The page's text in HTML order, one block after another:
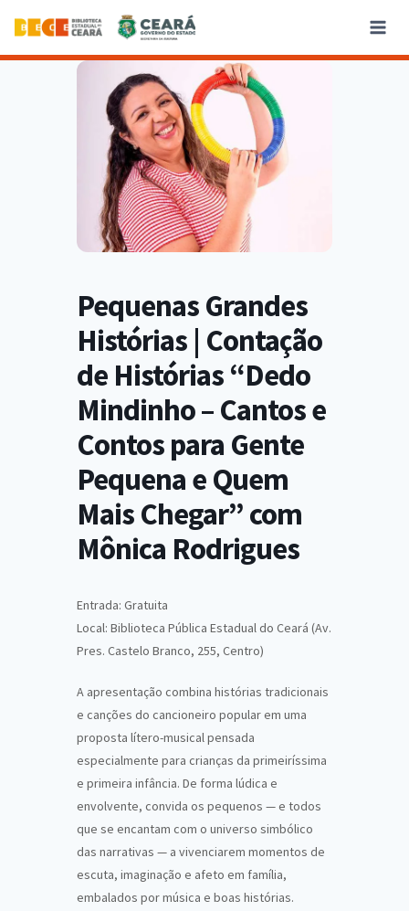
Pequenas Grandes
Histórias | Contação
de Histórias “Dedo
Mindinho – Cantos e
Contos para Gente
Pequena e Quem
Mais Chegar” com
Mônica Rodrigues
Entrada: Gratuita
Local: Biblioteca Pública Estadual do Ceará (Av.
Pres. Castelo Branco, 255, Centro)
A apresentação combina histórias tradicionais
e canções do cancioneiro popular em uma
proposta lítero-musical pensada
especialmente para crianças da primeiríssima
e primeira infância. De forma lúdica e
envolvente, convida os pequenos — e todos
que se encantam com o universo simbólico
das narrativas — a vivenciarem momentos de
escuta, imaginação e afeto em família,
embalados por música e boas histórias.